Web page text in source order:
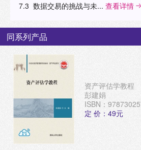
7.3 数据交易的挑战与未... 查看详情
同系列产品
资产评估学教程
彭建娟
ISBN：
定 价：49元